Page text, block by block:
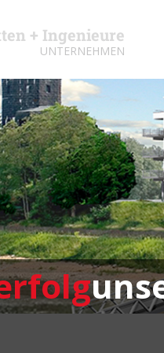
+ Ingenieure
UNTERNEHMEN